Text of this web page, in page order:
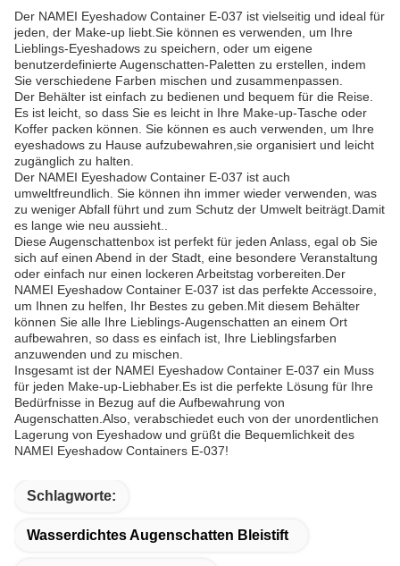
Der NAMEI Eyeshadow Container E-037 ist vielseitig und ideal für
jeden, der Make-up liebt.Sie können es verwenden, um Ihre
Lieblings-Eyeshadows zu speichern, oder um eigene
benutzerdefinierte Augenschatten-Paletten zu erstellen, indem
Sie verschiedene Farben mischen und zusammenpassen.
Der Behälter ist einfach zu bedienen und bequem für die Reise.
Es ist leicht, so dass Sie es leicht in Ihre Make-up-Tasche oder
Koffer packen können. Sie können es auch verwenden, um Ihre
eyeshadows zu Hause aufzubewahren,sie organisiert und leicht
zugänglich zu halten.
Der NAMEI Eyeshadow Container E-037 ist auch
umweltfreundlich. Sie können ihn immer wieder verwenden, was
zu weniger Abfall führt und zum Schutz der Umwelt beiträgt.Damit
es lange wie neu aussieht..
Diese Augenschattenbox ist perfekt für jeden Anlass, egal ob Sie
sich auf einen Abend in der Stadt, eine besondere Veranstaltung
oder einfach nur einen lockeren Arbeitstag vorbereiten.Der
NAMEI Eyeshadow Container E-037 ist das perfekte Accessoire,
um Ihnen zu helfen, Ihr Bestes zu geben.Mit diesem Behälter
können Sie alle Ihre Lieblings-Augenschatten an einem Ort
aufbewahren, so dass es einfach ist, Ihre Lieblingsfarben
anzuwenden und zu mischen.
Insgesamt ist der NAMEI Eyeshadow Container E-037 ein Muss
für jeden Make-up-Liebhaber.Es ist die perfekte Lösung für Ihre
Bedürfnisse in Bezug auf die Aufbewahrung von
Augenschatten.Also, verabschiedet euch von der unordentlichen
Lagerung von Eyeshadow und grüßt die Bequemlichkeit des
NAMEI Eyeshadow Containers E-037!
Schlagworte:
Wasserdichtes Augenschatten Bleistift